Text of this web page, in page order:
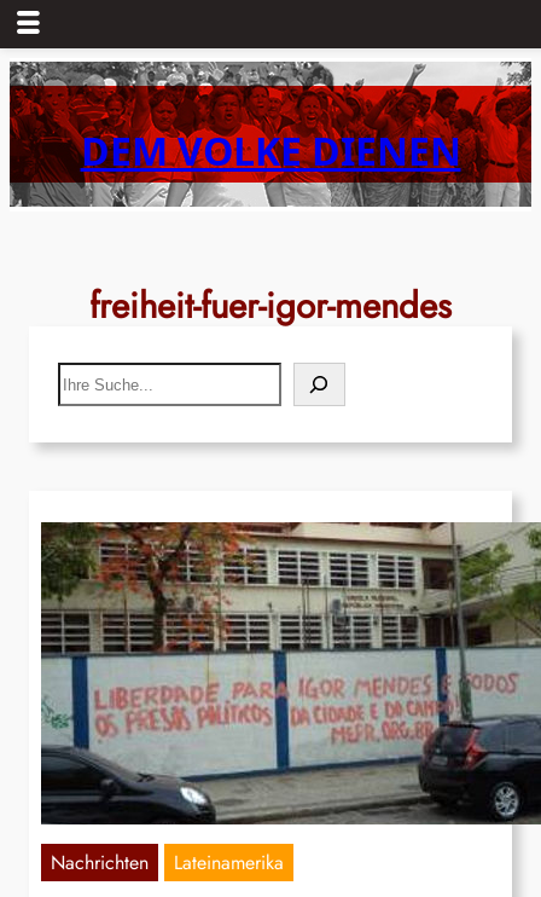
Zum
Inhalt
springenDEM VOLKE DIENEN
freiheit-fuer-igor-mendes
Search
Nachrichten Lateinamerika